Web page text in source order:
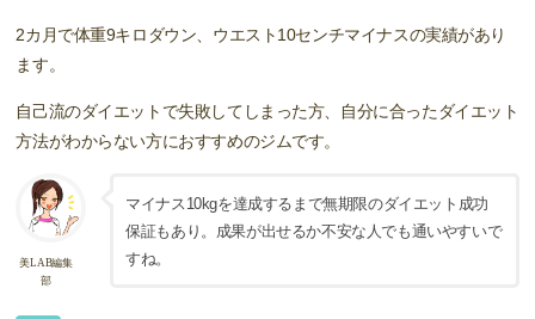
2カ月で体重9キロダウン、ウエスト10センチマイナスの実績があり
ます。
自己流のダイエットで失敗してしまった方、自分に合ったダイエット
方法がわからない方におすすめのジムです。
美LAB編集
部
マイナス10kgを達成するまで無期限のダイエット成功
保証もあり。成果が出せるか不安な人でも通いやすいで
すね。